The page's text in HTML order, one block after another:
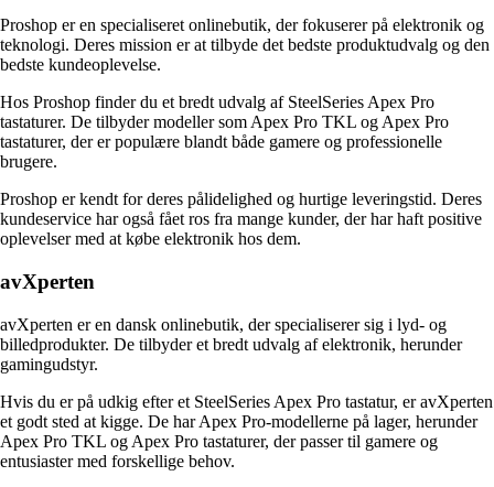
Proshop er en specialiseret onlinebutik, der fokuserer på elektronik og
teknologi. Deres mission er at tilbyde det bedste produktudvalg og den
bedste kundeoplevelse.
Hos Proshop finder du et bredt udvalg af SteelSeries Apex Pro
tastaturer. De tilbyder modeller som Apex Pro TKL og Apex Pro
tastaturer, der er populære blandt både gamere og professionelle
brugere.
Proshop er kendt for deres pålidelighed og hurtige leveringstid. Deres
kundeservice har også fået ros fra mange kunder, der har haft positive
oplevelser med at købe elektronik hos dem.
avXperten
avXperten er en dansk onlinebutik, der specialiserer sig i lyd- og
billedprodukter. De tilbyder et bredt udvalg af elektronik, herunder
gamingudstyr.
Hvis du er på udkig efter et SteelSeries Apex Pro tastatur, er avXperten
et godt sted at kigge. De har Apex Pro-modellerne på lager, herunder
Apex Pro TKL og Apex Pro tastaturer, der passer til gamere og
entusiaster med forskellige behov.